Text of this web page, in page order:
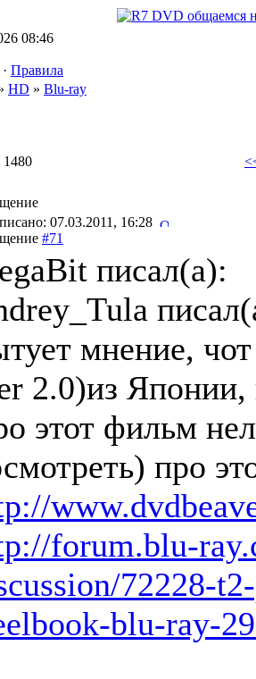
08:46
· Правила
HD » Blu-ray
07.03.2011, 16:28
#71
писал(a):
мнение,
2.0)из Японии,
этот фильм
про
forum.blu-
72228-
blu-ray-